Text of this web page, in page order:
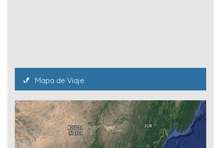
Mapa de Viaje